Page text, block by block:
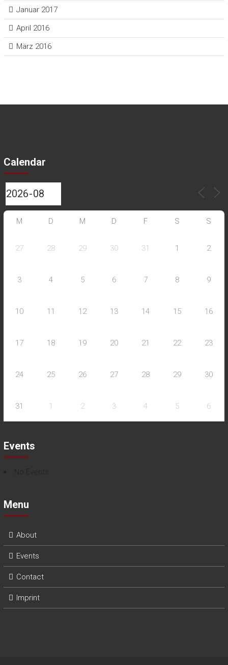
Januar 2017
April 2016
März 2016
Calendar
M D M D F S S
27 28 29 30 31 1 2
3 4 5 6 7 8 9
10 11 12 13 14 15 16
17 18 19 20 21 22 23
24 25 26 27 28 29 30
31 1 2 3 4 5 6
Events
Menu
About
Events
Contact
Imprint